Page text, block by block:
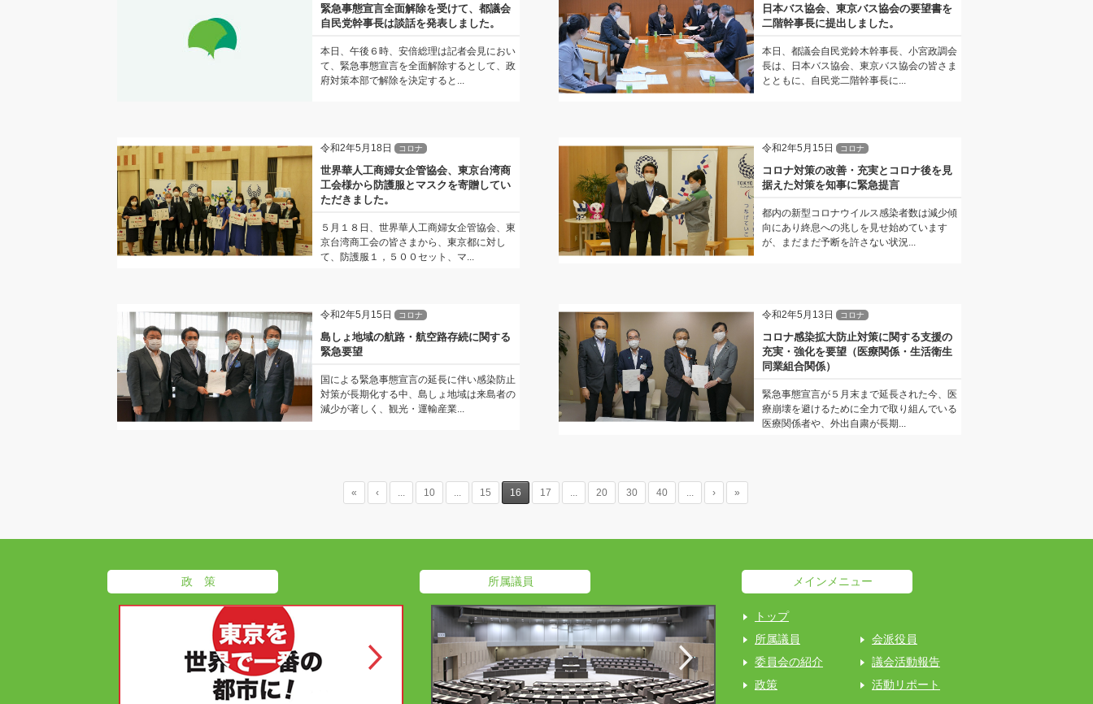
緊急事態宣言全面解除を受けて、都議会
自民党幹事長は談話を発表しました。
本日、午後６時、安倍総理は記者会見におい
て、緊急事態宣言を全面解除するとして、政
府対策本部で解除を決定すると...
日本バス協会、東京バス協会の要望書を
二階幹事長に提出しました。
本日、都議会自民党鈴木幹事長、小宮政調会
長は、日本バス協会、東京バス協会の皆さま
とともに、自民党二階幹事長に...
令和2年5月18日 コロナ
世界華人工商婦女企管協会、東京台湾商
工会様から防護服とマスクを寄贈してい
ただきました。
５月１８日、世界華人工商婦女企管協会、東
京台湾商工会の皆さまから、東京都に対し
て、防護服１，５００セット、マ...
令和2年5月15日 コロナ
コロナ対策の改善・充実とコロナ後を見
据えた対策を知事に緊急提言
都内の新型コロナウイルス感染者数は減少傾
向にあり終息への兆しを見せ始めています
が、まだまだ予断を許さない状況...
令和2年5月15日 コロナ
島しょ地域の航路・航空路存続に関する
緊急要望
国による緊急事態宣言の延長に伴い感染防止
対策が長期化する中、島しょ地域は来島者の
減少が著しく、観光・運輸産業...
令和2年5月13日 コロナ
コロナ感染拡大防止対策に関する支援の
充実・強化を要望（医療関係・生活衛生
同業組合関係）
緊急事態宣言が５月末まで延長された今、医
療崩壊を避けるために全力で取り組んでいる
医療関係者や、外出自粛が長期...
« ‹ 10 15 16 17 20 30 40 › »
政 策 所属議員 メインメニュー
トップ
所属議員
会派役員
委員会の紹介
議会活動報告
政策
活動リポート